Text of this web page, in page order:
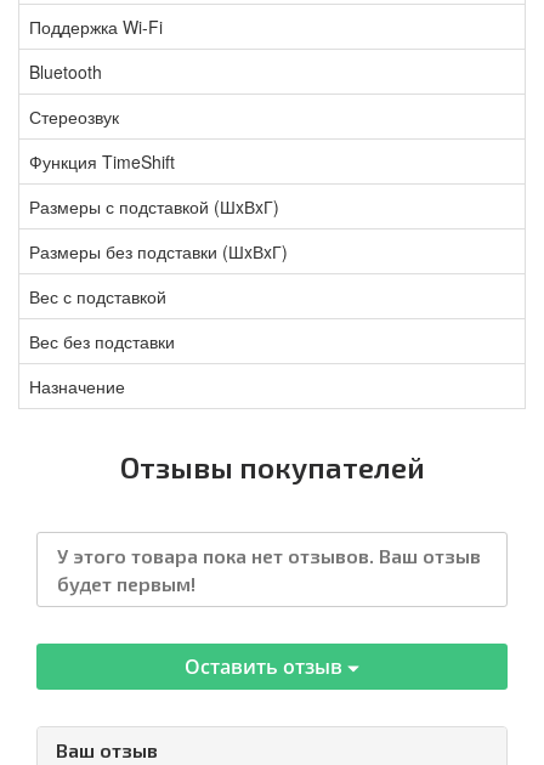
Поддержка Wi-Fi
Bluetooth
Стереозвук
Функция TimeShift
Размеры с подставкой (ШxВxГ)
Размеры без подставки (ШxВxГ)
Вес с подставкой
Вес без подставки
Назначение
Отзывы покупателей
У этого товара пока нет отзывов. Ваш отзыв
будет первым!
Оставить отзыв
Ваш отзыв